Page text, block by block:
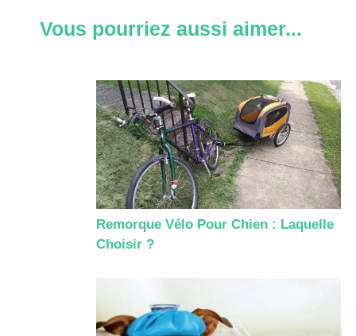
Vous pourriez aussi aimer...
Remorque Vélo Pour Chien : Laquelle
Choisir ?